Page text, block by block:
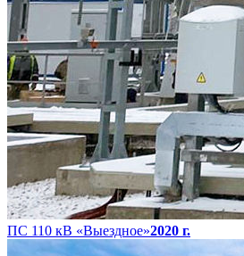
ПС 110 кВ «Выездное»2020 г.